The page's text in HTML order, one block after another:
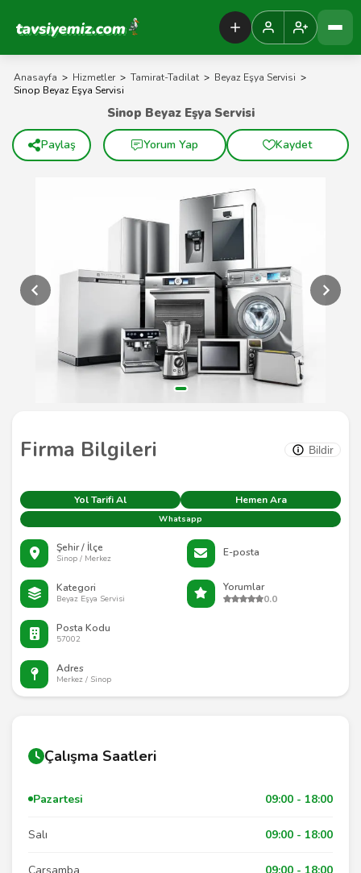
Tavsiyemiz Anasayfa
Anasayfa > Hizmetler > Tamirat-Tadilat > Beyaz Eşya Servisi >
Sinop Beyaz Eşya Servisi
Firma Bilgileri Bildir
Yol Tarifi Al Hemen Ara
Whatsapp
Şehir / İlçe
Sinop / Merkez E-posta
Kategori
Beyaz Eşya Servisi
Yorumlar
0.0
Posta Kodu
57002
Adres
Merkez / Sinop
Sinop Beyaz Eşya Servisi
Paylaş Yorum Yap Kaydet
Çalışma Saatleri
Pazartesi 09:00 - 18:00
Salı 09:00 - 18:00
Çarşamba 09:00 - 18:00